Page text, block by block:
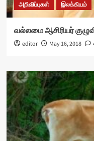
அறிவிப்புகள் இலக்கியம்
வல்லமை ஆசிரியர்
editor May 16, 2018